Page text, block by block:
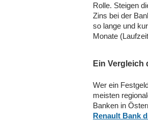
Rolle. Steigen
Zins bei der
so lange und
Monate
Ein Vergleich
Wer ein
meisten
Banken in
Renault Bank